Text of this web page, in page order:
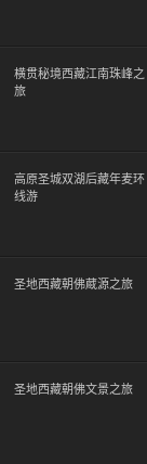
横贯秘境西藏江南珠峰之
旅
高原圣城双湖后藏年麦环
线游
圣地西藏朝佛蔵源之旅
圣地西藏朝佛文景之旅